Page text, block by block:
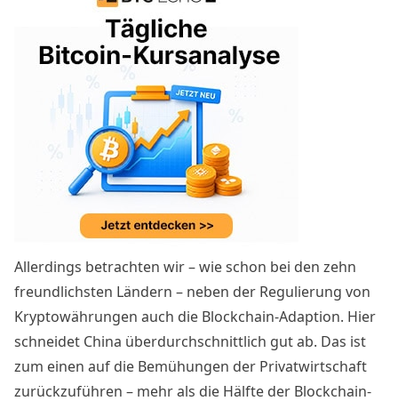
Allerdings betrachten wir – wie schon bei den zehn
freundlichsten Ländern – neben der Regulierung von
Kryptowährungen auch die Blockchain-Adaption. Hier
schneidet China überdurchschnittlich gut ab. Das ist
zum einen auf die Bemühungen der Privatwirtschaft
zurückzuführen – mehr als die Hälfte der Blockchain-